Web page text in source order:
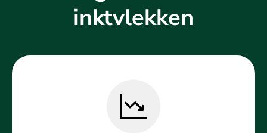
inktvlekken